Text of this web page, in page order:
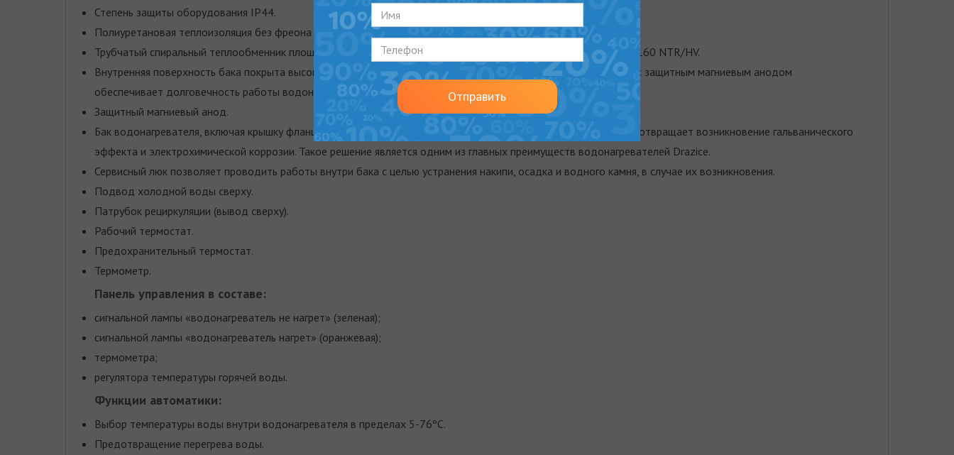
Степень защиты оборудования IP44.
Полиуретановая теплоизоляция без фреона толщиной 42 мм.
Трубчатый спиральный теплообменник площадью 1,08 м² у модели OKC NTR/HV, 1,45 м² у моделей OKC 125-160 NTR/HV.
Внутренняя поверхность бака покрыта высококачественной эмалью без содержания никеля, что в сочетании с защитным магниевым анодом
обеспечивает долговечность работы водонагревателя.
Защитный магниевый анод.
Бак водонагревателя, включая крышку фланца сервисного люка, сделан из одного материала (сталь), что предотвращает возникновение гальванического
эффекта и электрохимической коррозии. Такое решение является одним из главных преимуществ водонагревателей Drazice.
Сервисный люк позволяет проводить работы внутри бака с целью устранения накипи, осадка и водного камня, в случае их возникновения.
Подвод холодной воды сверху.
Патрубок рециркуляции (вывод сверху).
Рабочий термостат.
Предохранительный термостат.
Термометр.
Панель управления в составе:
сигнальной лампы «водонагреватель не нагрет» (зеленая);
сигнальной лампы «водонагреватель нагрет» (оранжевая);
термометра;
регулятора температуры горячей воды.
Функции автоматики:
Выбор температуры воды внутри водонагревателя в пределах 5-76ºC.
Предотвращение перегрева воды.
Отправить